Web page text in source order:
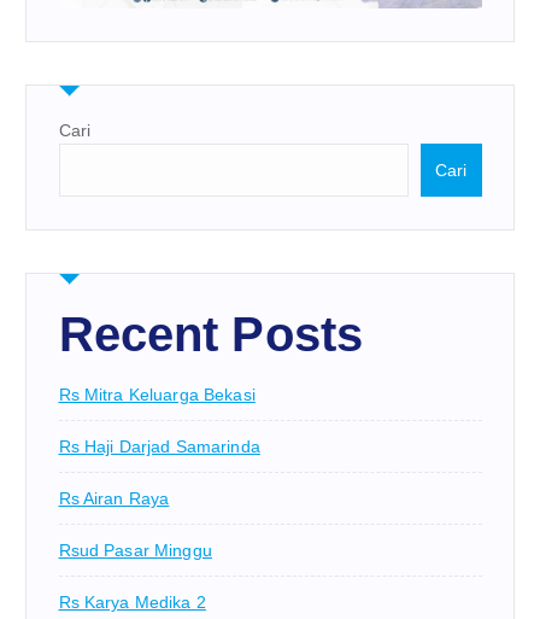
Cari
Cari
Recent Posts
Rs Mitra Keluarga Bekasi
Rs Haji Darjad Samarinda
Rs Airan Raya
Rsud Pasar Minggu
Rs Karya Medika 2